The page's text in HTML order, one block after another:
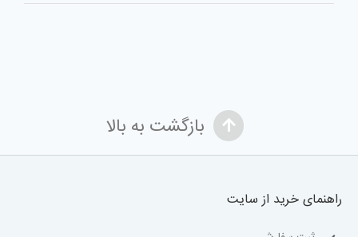
بازگشت به بالا
راهنمای خرید از سایت